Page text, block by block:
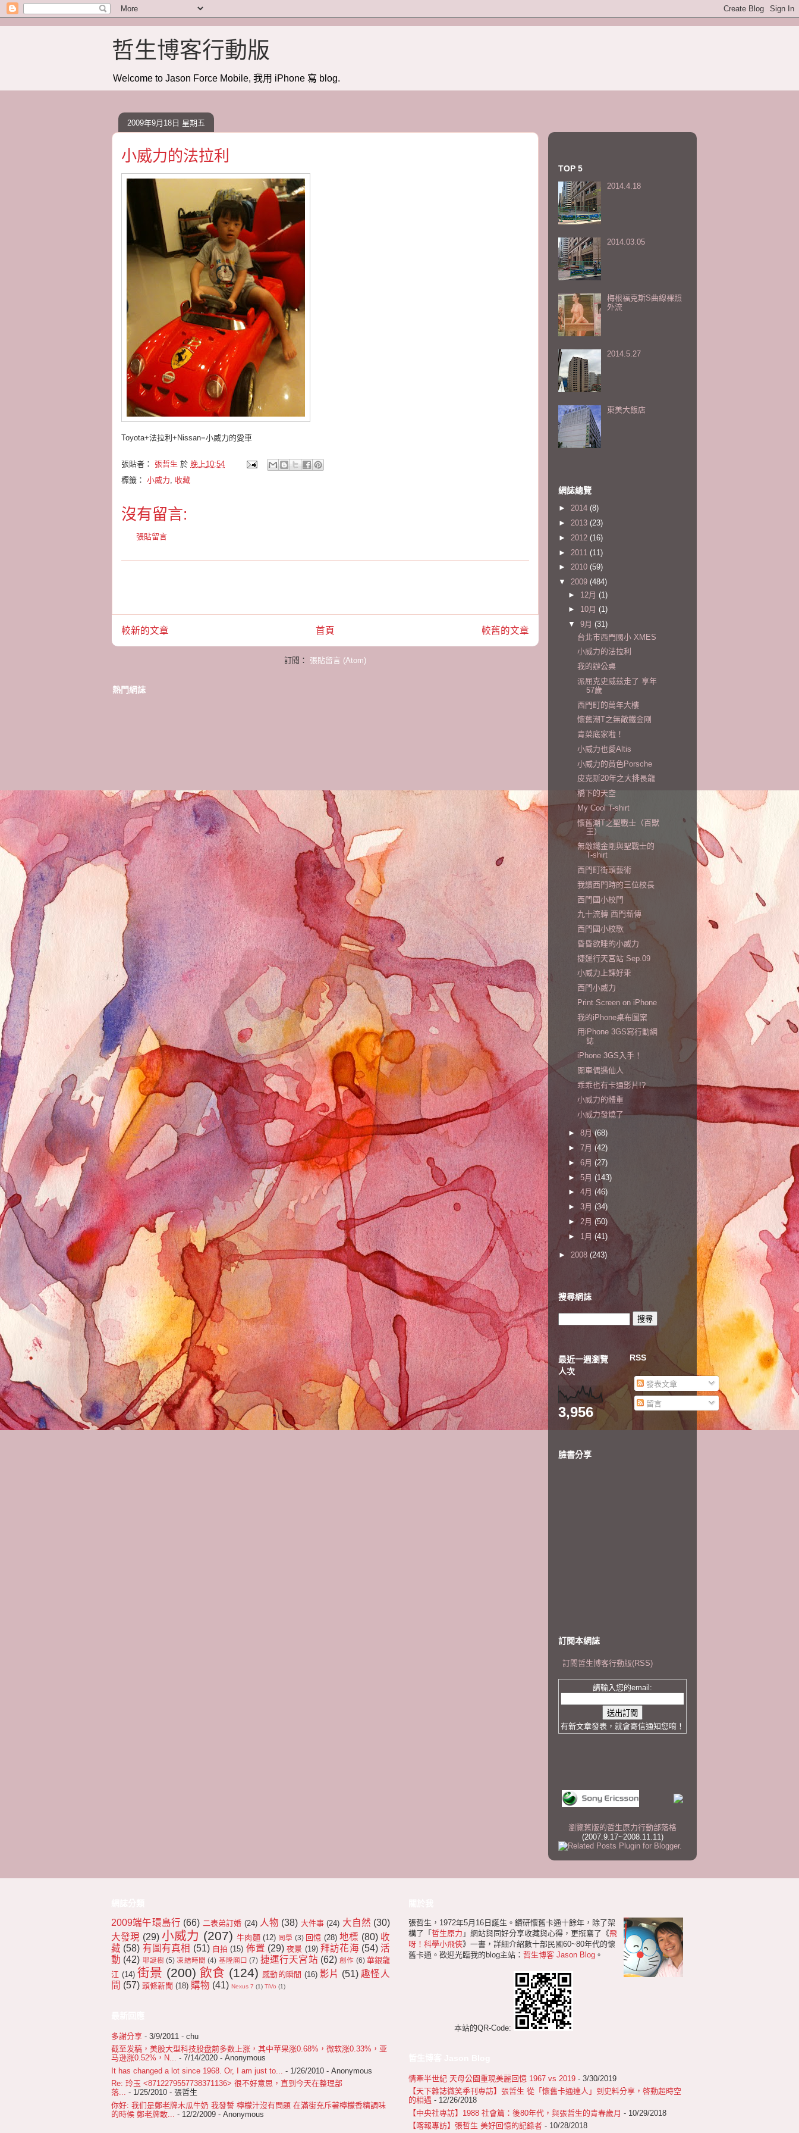
哲生博客行動版
Welcome to Jason Force Mobile, 我用 iPhone 寫 blog.
2009年9月18日 星期五
小威力的法拉利
Toyota+法拉利+Nissan=小威力的愛車
張貼者： 張哲生 於 晚上10:54
標籤： 小威力, 收藏
沒有留言:
張貼留言
較新的文章 較舊的文章
首頁
訂閱： 張貼留言 (Atom)
熱門網誌
TOP 5
2014.4.18
2014.03.05
梅根福克斯S曲線裸照
外流
2014.5.27
東美大飯店
網誌總覽
► 2014 (8)
► 2013 (23)
► 2012 (16)
► 2011 (11)
► 2010 (59)
▼ 2009 (484)
► 12月 (1)
► 10月 (1)
▼ 9月 (31)
台北市西門國小 XMES
小威力的法拉利
我的辦公桌
派屈克史威茲走了 享年
57歲
西門町的萬年大樓
懷舊潮T之無敵鐵金剛
青菜底家啦！
小威力也愛Altis
小威力的黃色Porsche
皮克斯20年之大排長龍
橋下的天空
My Cool T-shirt
懷舊潮T之聖戰士（百獸
王）
無敵鐵金剛與聖戰士的
T-shirt
西門町街頭藝術
我讀西門時的三位校長
西門國小校門
九十流轉 西門薪傳
西門國小校歌
昏昏欲睡的小威力
捷運行天宮站 Sep.09
小威力上課好乖
西門小威力
Print Screen on iPhone
我的iPhone桌布圖案
用iPhone 3GS寫行動網
誌
iPhone 3GS入手！
開車偶遇仙人
乖乖也有卡通影片!?
小威力的體重
小威力發燒了
► 8月(68)
► 7月 (42)
► 6月 (27)
► 5月 (143)
► 4月 (46)
► 3月 (34)
► 2月 (50)
► 1月 (41)
► 2008 (243)
搜尋網誌
最近一週瀏覽
人次
3,956
RSS
發表文章
留言
臉書分享
訂閱本網誌
訂閱哲生博客行動版(RSS)
請輸入您的email:
有新文章發表，就會寄信通知您唷！
瀏覽舊版的哲生原力行動部落格
(2007.9.17~2008.11.11)
2009端午環島行 (66) 二表弟訂婚 (24) 人物 (38) 大件事 (24) 大自然 (30)
大發現 (29) 小威力 (207) 牛肉麵 (12) 同學 (3) 回憶 (28) 地標 (80) 收
藏 (58) 有圖有真相 (51) 自拍 (15) 佈置 (29) 夜景 (19) 拜訪花海 (54) 活
動 (42) 耶誕樹 (5) 凍結時間 (4) 基隆廟口 (7) 捷運行天宮站 (62) 創作 (6) 華銀龍
江 (14) 街景 (200) 飲食 (124) 感動的瞬間 (16) 影片 (51) 趣怪人
間 (57) 頭條新聞 (18) 購物 (41) Nexus 7 (1) TiVo (1)
多謝分享 - 3/9/2011 - chu
截至发稿，美股大型科技股盘前多数上涨，其中苹果涨0.68%，微软涨0.33%，亚
马逊涨0.52%，N... - 7/14/2020 - Anonymous
It has changed a lot since 1968. Or, I am just to...
- 1/26/2010 - Anonymous
Re: 玲玉 <8712279557738371136> 很不好意思，直到今天在整理部
落... - 1/25/2010 - 張哲生
你好: 我们是鄭老牌木瓜牛奶 我發誓 檸檬汁沒有問題 在滿街充斥著檸檬香精調味
的時候 鄭老牌敢...
- 12/2/2009 - Anonymous
張哲生，1972年5月16日誕生。鑽研懷舊卡通十餘年，除了架
構了「 哲生原力 」網站與同好分享收藏與心得，更撰寫了《飛
呀！科學小飛俠》一書，詳細介紹數十部民國60~80年代的懷
舊卡通。歡迎光臨我的blog主站： 哲生博客 Jason Blog 。
本站的QR-Code:
情牽半世紀 天母公園重現美麗回憶 1967 vs 2019 - 3/30/2019
【天下雜誌微笑季刊專訪】張哲生 從「懷舊卡通達人」到史料分享，啓動超時空
的相遇 - 12/26/2018
【中央社專訪】1988 社會篇：後80年代，與張哲生的青春歲月 - 10/29/2018
【喀報專訪】張哲生 美好回憶的記錄者 - 10/28/2018